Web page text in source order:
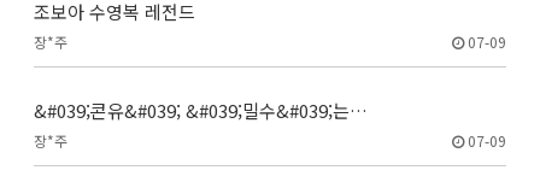
조보아 수영복 레전드
장*주 07-09
&#039;콘유&#039; &#039;밀수&#039;는…
장*주 07-09